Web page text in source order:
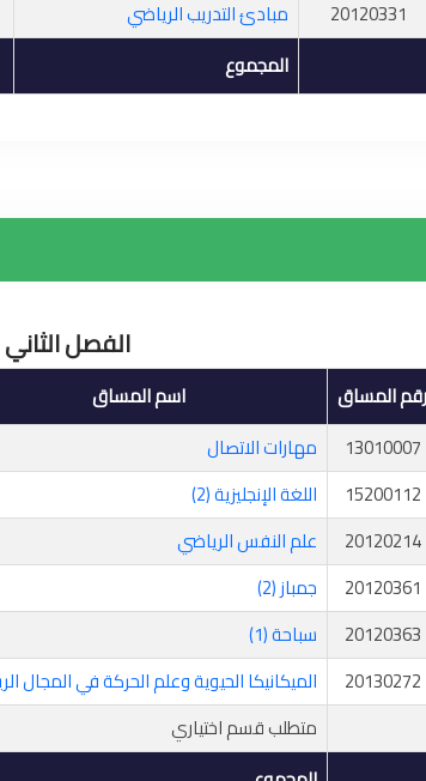
20120331
مبادئ التدريب الرياضي
المجموع
الفصل الثاني
رقم المساق اسم المساق
13010007
مهارات الاتصال
15200112
اللغة الإنجليزية (2)
20120214
علم النفس الرياضي
20120361
جمباز (2)
20120363
سباحة (1)
20130272
الميكانيكا الحيوية وعلم الحركة في المجال
متطلب قسم اختياري